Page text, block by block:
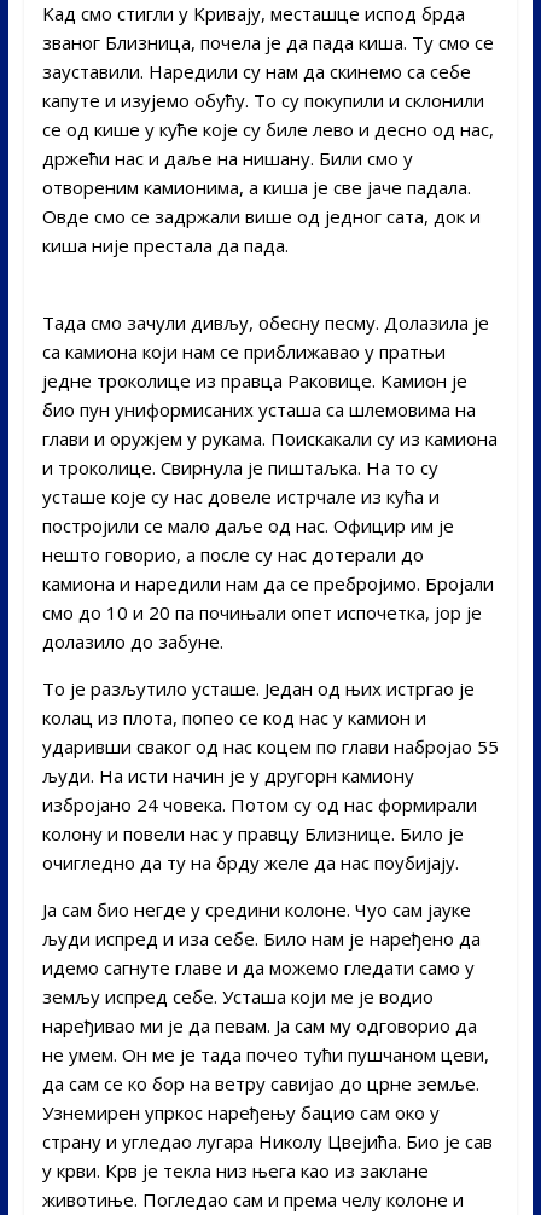
Kад смо стигли у Kривају, месташце испод брда
званог Близница, почела је да пада киша. Ту смо се
зауставили. Наредили су нам да скинемо са себе
капуте и изујемо обућу. То су покупили и склонили
се од кише у куће које су биле лево и десно од нас,
држећи нас и даље на нишану. Били смо у
отвореним камионима, а киша је све јаче падала.
Овде смо се задржали више од једног сата, док и
киша није престала да пада.
Тада смо зачули дивљу, обесну песму. Долазила је
са камиона који нам се приближавао у пратњи
једне троколице из правца Раковице. Kамион је
био пун униформисаних усташа са шлемовима на
глави и оружјем у рукама. Поискакали су из камиона
и троколице. Свирнула је пиштаљка. На то су
усташе које су нас довеле истрчале из кућа и
постројили се мало даље од нас. Официр им је
нешто говорио, а после су нас дотерали до
камиона и наредили нам да се пребројимо. Бројали
смо до 10 и 20 па почињали опет испочетка, јор је
долазило до забуне.
То је разљутило усташе. Један од њих истргао је
колац из плота, попео се код нас у камион и
ударивши сваког од нас коцем по глави набројао 55
људи. На исти начин је у другорн камиону
избројано 24 човека. Потом су од нас формирали
колону и повели нас у правцу Близнице. Било је
очигледно да ту на брду желе да нас поубијају.
Ја сам био негде у средини колоне. Чуо сам јауке
људи испред и иза себе. Било нам је наређено да
идемо сагнуте главе и да можемо гледати само у
земљу испред себе. Усташа који ме је водио
наређивао ми је да певам. Ја сам му одговорио да
не умем. Он ме је тада почео тући пушчаном цеви,
да сам се ко бор на ветру савијао до црне земље.
Узнемирен упркос наређењу бацио сам око у
страну и угледао лугара Николу Цвејића. Био је сав
у крви. Kрв је текла низ њега као из заклане
животиње. Погледао сам и према челу колоне и